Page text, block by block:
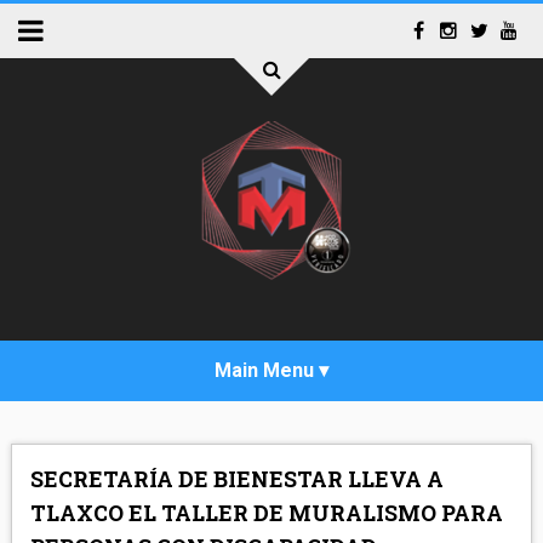
SECRETARÍA DE BIENESTAR LLEVA A
TLAXCO EL TALLER DE MURALISMO PARA